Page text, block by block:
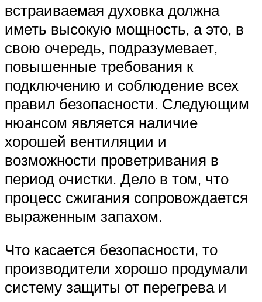
встраиваемая духовка должна
иметь высокую мощность, а это, в
свою очередь, подразумевает,
повышенные требования к
подключению и соблюдение всех
правил безопасности. Следующим
нюансом является наличие
хорошей вентиляции и
возможности проветривания в
период очистки. Дело в том, что
процесс сжигания сопровождается
выраженным запахом.
Что касается безопасности, то
производители хорошо продумали
систему защиты от перегрева и